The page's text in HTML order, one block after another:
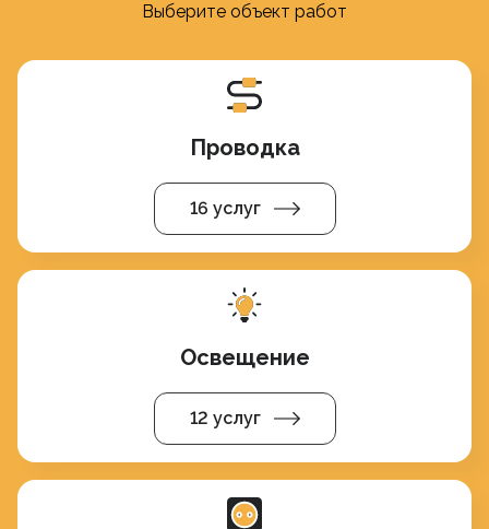
Выберите объект работ
Проводка
16 услуг
Освещение
12 услуг